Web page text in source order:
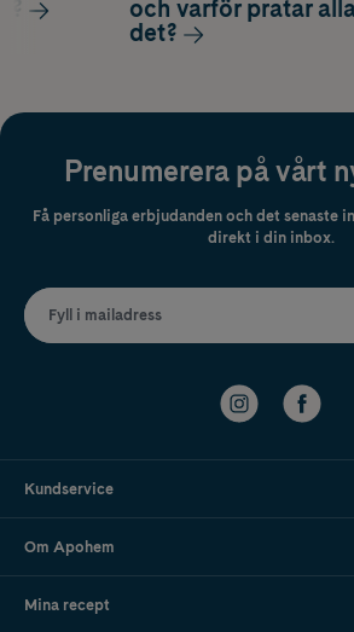
och varför pratar
det?
Prenumerera på vårt
Få personliga erbjudanden och det senaste
direkt i din inbox.
Fyll i mailadress
Kundservice
Om Apohem
Mina recept